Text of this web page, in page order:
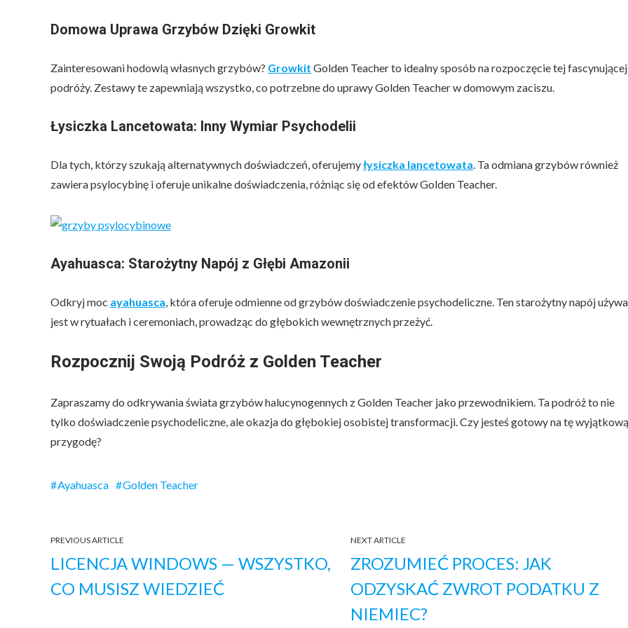
Domowa Uprawa Grzybów Dzięki Growkit
Zainteresowani hodowlą własnych grzybów? Growkit Golden Teacher to idealny sposób na rozpoczęcie tej fascynującej
podróży. Zestawy te zapewniają wszystko, co potrzebne do uprawy Golden Teacher w domowym zaciszu.
Łysiczka Lancetowata: Inny Wymiar Psychodelii
Dla tych, którzy szukają alternatywnych doświadczeń, oferujemyłysiczka lancetowata. Ta odmiana grzybów również
zawiera psylocybinę i oferuje unikalne doświadczenia, różniąc się od efektów Golden Teacher.
Ayahuasca: Starożytny Napój z Głębi Amazonii
Odkryj moc ayahuasca, która oferuje odmienne od grzybów doświadczenie psychodeliczne. Ten starożytny napój
jest w rytuałach i ceremoniach, prowadząc do głębokich wewnętrznych przeżyć.
Rozpocznij Swoją Podróż z Golden Teacher
Zapraszamy do odkrywania świata grzybów halucynogennych z Golden Teacher jako przewodnikiem. Ta podróż to nie
tylko doświadczenie psychodeliczne, ale okazja do głębokiej osobistej transformacji. Czy jesteś gotowy na tę wyjątkową
przygodę?
Ayahuasca Golden Teacher
PREVIOUS ARTICLE
LICENCJA WINDOWS — WSZYSTKO,
CO MUSISZ WIEDZIEĆ
NEXT ARTICLE
ZROZUMIEĆ PROCES: JAK
ODZYSKAĆ ZWROT PODATKU Z
NIEMIEC?